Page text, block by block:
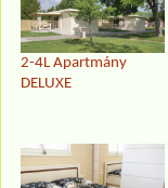
2-4L Apartmány
DELUXE